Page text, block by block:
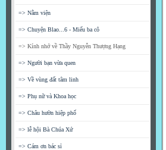
=> Nằm viện
=> Chuyện Blao...6 - Miếu ba cô
=> Kính nhớ về Thầy Nguyễn Thượng Hạng
=> Người bạn vừa quen
=> Về vùng đất tâm linh
=> Phụ nữ và Khoa học
=> Châu hườn hiệp phố
=> lễ hội Bà Chúa Xứ
=> Cám ơn bác sỉ